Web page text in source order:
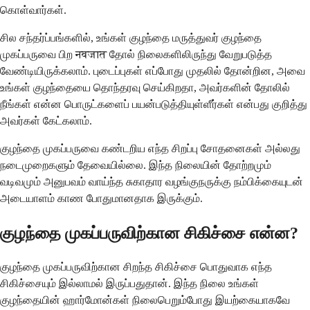
கொள்வார்கள்.
சில சந்தர்ப்பங்களில், உங்கள் குழந்தை மருத்துவர் குழந்தை
முகப்பருவை பிற नवजात தோல் நிலைகளிலிருந்து வேறுபடுத்த
வேண்டியிருக்கலாம். புடைப்புகள் எப்போது முதலில் தோன்றின, அவை
உங்கள் குழந்தையை தொந்தரவு செய்கிறதா, அவர்களின் தோலில்
நீங்கள் என்ன பொருட்களைப் பயன்படுத்தியுள்ளீர்கள் என்பது குறித்து
அவர்கள் கேட்கலாம்.
குழந்தை முகப்பருவை கண்டறிய எந்த சிறப்பு சோதனைகள் அல்லது
நடைமுறைகளும் தேவையில்லை. இந்த நிலையின் தோற்றமும்
வடிவமும் அனுபவம் வாய்ந்த சுகாதார வழங்குநருக்கு நம்பிக்கையுடன்
அடையாளம் காண போதுமானதாக இருக்கும்.
குழந்தை முகப்பருவிற்கான சிகிச்சை என்ன?
குழந்தை முகப்பருவிற்கான சிறந்த சிகிச்சை பொதுவாக எந்த
சிகிச்சையும் இல்லாமல் இருப்பதுதான். இந்த நிலை உங்கள்
குழந்தையின் ஹார்மோன்கள் நிலைபெறும்போது இயற்கையாகவே